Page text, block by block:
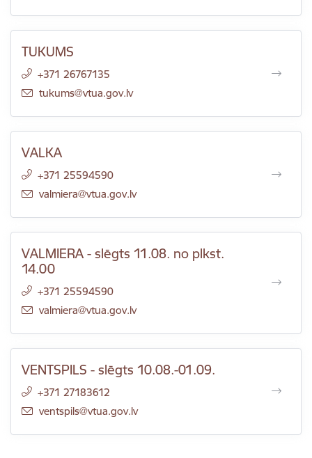
TUKUMS
+371 26767135
E-pasts:
tukums@vtua.gov.lv
VALKA
+371 25594590
E-pasts:
valmiera@vtua.gov.lv
VALMIERA - slēgts 11.08. no plkst.
14.00
+371 25594590
E-pasts:
valmiera@vtua.gov.lv
VENTSPILS - slēgts 10.08.-01.09.
+371 27183612
E-pasts:
ventspils@vtua.gov.lv